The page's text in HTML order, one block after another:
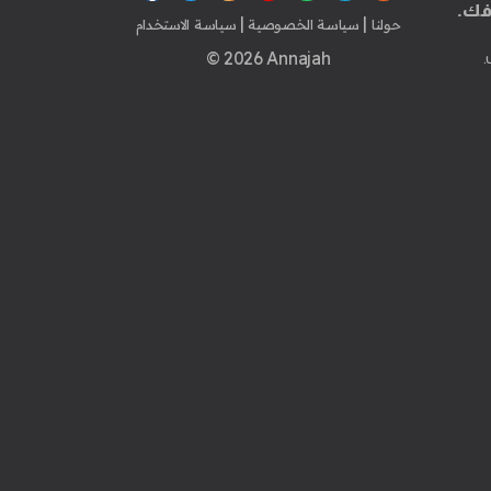
حولنا | سياسة الخصوصية | سياسة الاستخدام
© 2026 Annajah